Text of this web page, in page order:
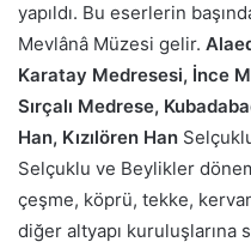
yapıldı. Bu eserlerin
Mevlânâ Müzesi gelir.
Karatay Medresesi, İnce
Sırçalı Medrese,
Han, Kızılören Han
Selçuklu ve Beylikler
çeşme, köprü, tekke,
diğer altyapı kuruluşlarına